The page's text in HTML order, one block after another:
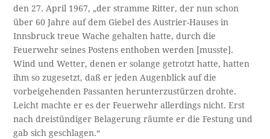
den 27. April 1967, „der stramme Ritter, der nun schon
über 60 Jahre auf dem Giebel des Austrier-Hauses in
Innsbruck treue Wache gehalten hatte, durch die
Feuerwehr seines Postens enthoben werden [musste].
Wind und Wetter, denen er solange getrotzt hatte, hatten
ihm so zugesetzt, daß er jeden Augenblick auf die
vorbeigehenden Passanten herunterzustürzen drohte.
Leicht machte er es der Feuerwehr allerdings nicht. Erst
nach dreistündiger Belagerung räumte er die Festung und
gab sich geschlagen.“